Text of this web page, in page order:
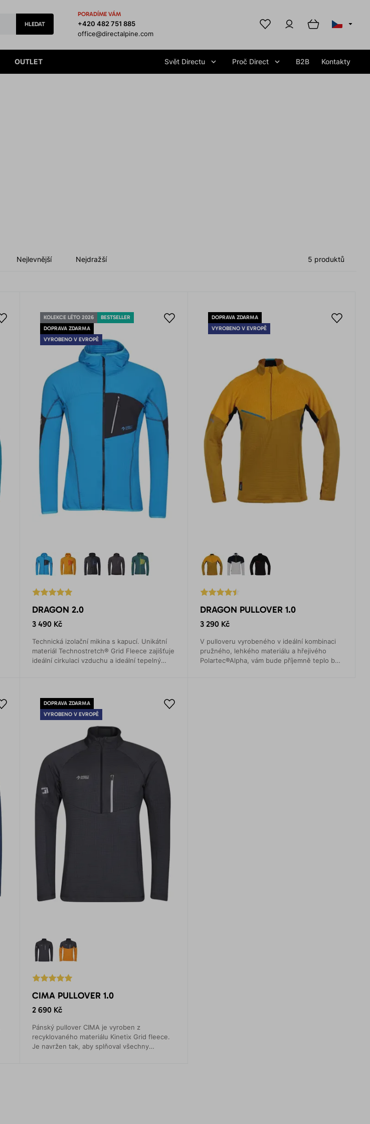
HLEDAT
PORADÍME VÁM
+420 482 751 885
office@directalpine.com
OUTLET Svět Directu Proč Direct B2B Kontakty
Nejlevnější Nejdražší 5 produktů
KOLEKCE LÉTO 2026
BESTSELLER
DOPRAVA ZDARMA
VYROBENO V EVROPĚ
DRAGON 2.0
3 490 Kč
Technická izolační mikina s kapucí. Unikátní
materiál Technostretch® Grid Fleece zajišťuje
ideální cirkulaci vzduchu a ideální tepelný
DOPRAVA ZDARMA
VYROBENO V EVROPĚ
DRAGON PULLOVER 1.0
3 290 Kč
V pulloveru vyrobeného v ideální kombinaci
pružného, lehkého materiálu a hřejivého
Polartec®Alpha, vám bude příjemně teplo bez
DOPRAVA ZDARMA
VYROBENO V EVROPĚ
CIMA PULLOVER 1.0
2 690 Kč
Pánský pullover CIMA je vyroben z
recyklovaného materiálu Kinetix Grid fleece.
Je navržen tak, aby splňoval všechny